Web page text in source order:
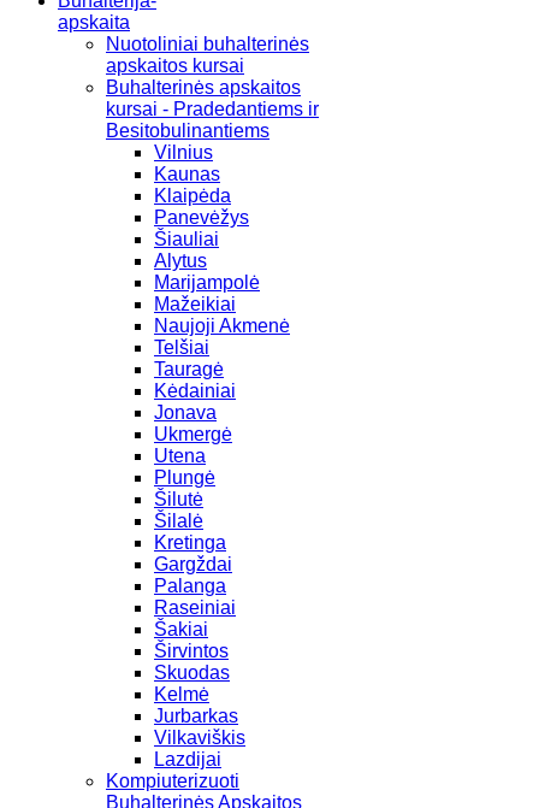
apskaita
Nuotoliniai buhalterinės
apskaitos kursai
Buhalterinės apskaitos
kursai - Pradedantiems ir
Besitobulinantiems
Vilnius
Kaunas
Klaipėda
Panevėžys
Šiauliai
Alytus
Marijampolė
Mažeikiai
Naujoji Akmenė
Telšiai
Tauragė
Kėdainiai
Jonava
Ukmergė
Utena
Plungė
Šilutė
Šilalė
Kretinga
Gargždai
Palanga
Raseiniai
Šakiai
Širvintos
Skuodas
Kelmė
Jurbarkas
Vilkaviškis
Lazdijai
Kompiuterizuoti
Buhalterinės Apskaitos